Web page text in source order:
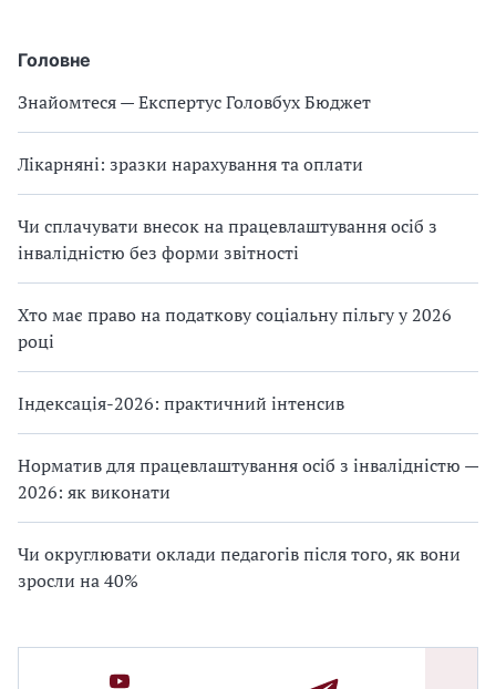
Головне
Знайомтеся — Експертус Головбух Бюджет
Лікарняні: зразки нарахування та оплати
Чи сплачувати внесок на працевлаштування осіб з
інвалідністю без форми звітності
Хто має право на податкову соціальну пільгу у 2026
році
Індексація-2026: практичний інтенсив
Норматив для працевлаштування осіб з інвалідністю —
2026: як виконати
Чи округлювати оклади педагогів після того, як вони
зросли на 40%